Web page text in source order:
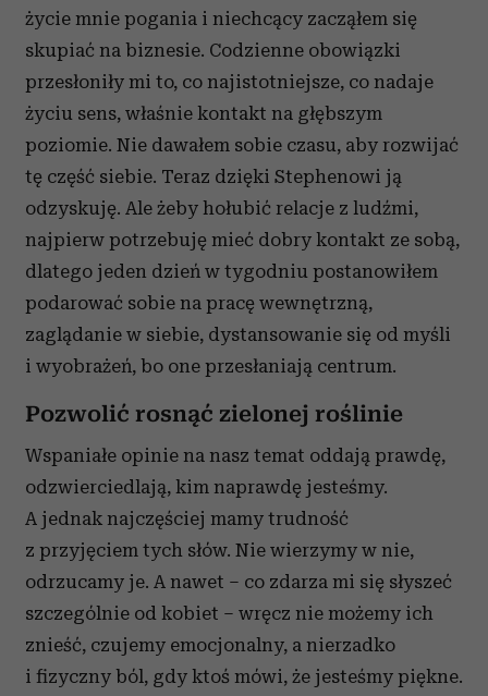
życie mnie pogania i niechcący zacząłem się
skupiać na biznesie. Codzienne obowiązki
przesłoniły mi to, co najistotniejsze, co nadaje
życiu sens, właśnie kontakt na głębszym
poziomie. Nie dawałem sobie czasu, aby rozwijać
tę część siebie. Teraz dzięki Stephenowi ją
odzyskuję. Ale żeby hołubić relacje z ludźmi,
najpierw potrzebuję mieć dobry kontakt ze sobą,
dlatego jeden dzień w tygodniu postanowiłem
podarować sobie na pracę wewnętrzną,
zaglądanie w siebie, dystansowanie się od myśli
i wyobrażeń, bo one przesłaniają centrum.
Pozwolić rosnąć zielonej roślinie
Wspaniałe opinie na nasz temat oddają prawdę,
odzwierciedlają, kim naprawdę jesteśmy.
A jednak najczęściej mamy trudność
z przyjęciem tych słów. Nie wierzymy w nie,
odrzucamy je. A nawet – co zdarza mi się słyszeć
szczególnie od kobiet – wręcz nie możemy ich
znieść, czujemy emocjonalny, a nierzadko
i fizyczny ból, gdy ktoś mówi, że jesteśmy piękne.